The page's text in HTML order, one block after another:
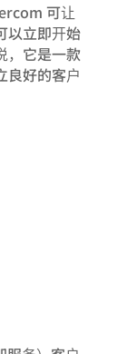
可让
以立即开始
，它是一款
良好的客户